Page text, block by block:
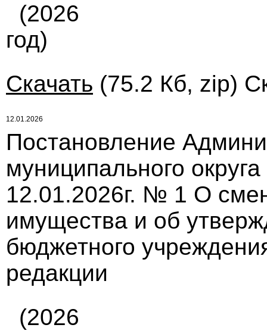
(2026
год)
Скачать (75.2 Кб, zip)
12.01.2026
Постановление
муниципального
12.01.2026г. № 1 О
имущества и об
бюджетного
редакции
(2026